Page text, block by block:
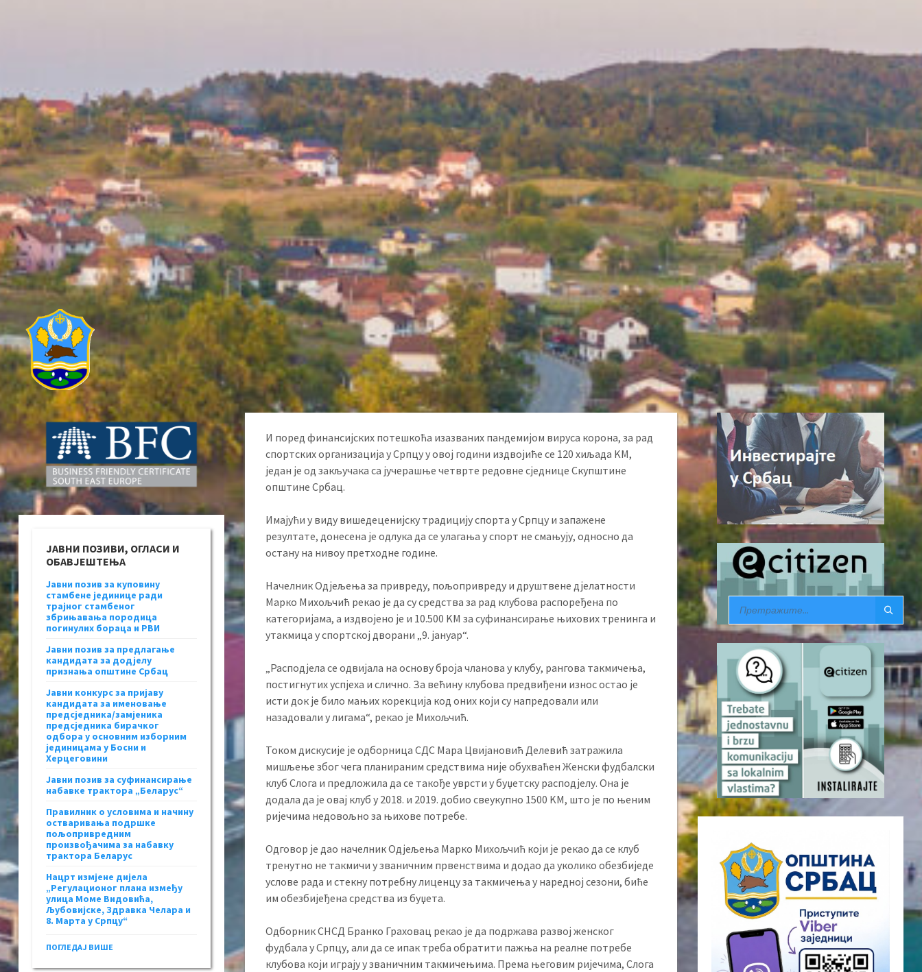
И поред финансијских потешкоћа изазваних пандемијом вируса корона, за рад
спортских организација у Српцу у овој години издвојиће се 120 хиљада KМ,
један је од закључака са јучерашње четврте редовне сједнице Скупштине
општине Србац.
Имајући у виду вишедеценијску традицију спорта у Српцу и запажене
резултате, донесена је одлука да се улагања у спорт не смањују, односно да
остану на нивоу претходне године.
Начелник Одјељења за привреду, пољопривреду и друштвене дјелатности
Марко Михољчић рекао је да су средства за рад клубова распоређена по
категоријама, а издвојено је и 10.500 KМ за суфинансирање њихових тренинга и
утакмица у спортској дворани „9. јануар“.
„Расподјела се одвијала на основу броја чланова у клубу, рангова такмичења,
постигнутих успјеха и слично. За већину клубова предвиђени износ остао је
исти док је било мањих корекција код оних који су напредовали или
назадовали у лигама“, рекао је Михољчић.
Током дискусије је одборница СДС Мара Цвијановић Делевић затражила
мишљење због чега планираним средствима није обухваћен Женски фудбалски
клуб Слога и предложила да се такође уврсти у буџетску расподјелу. Она је
додала да је овај клуб у 2018. и 2019. добио свеукупно 1500 KМ, што је по њеним
ријечима недовољно за њихове потребе.
Одговор је дао начелник Одјељења Марко Михољчић који је рекао да се клуб
тренутно не такмичи у званичним првенствима и додао да уколико обезбиједе
услове рада и стекну потребну лиценцу за такмичења у наредној сезони, биће
им обезбијеђена средства из буџета.
Одборник СНСД Бранко Граховац рекао је да подржава развој женског
фудбала у Српцу, али да се ипак треба обратити пажња на реалне потребе
клубова који играју у званичним такмичењима. Према његовим ријечима, Слога
ЈАВНИ ПОЗИВИ, ОГЛАСИ И
ОБАВЈЕШТЕЊА
Јавни позив за куповину
стамбене јединице ради
трајног стамбеног
збрињавања породица
погинулих бораца и РВИ
Јавни позив за предлагање
кандидата за додјелу
признања општине Србац
Јавни конкурс за пријаву
кандидата за именовање
предсједника/замјеника
предсједника бирачког
одбора у основним изборним
јединицама у Босни и
Херцеговини
Јавни позив за суфинансирање
набавке трактора „Беларус“
Правилник о условима и начину
остваривања подршке
пољопривредним
произвођачима за набавку
трактора Беларус
Нацрт измјене дијела
„Регулационог плана између
улица Моме Видовића,
Љубовијске, Здравка Челара и
8. Марта у Српцу“
ПОГЛЕДАЈ ВИШЕ